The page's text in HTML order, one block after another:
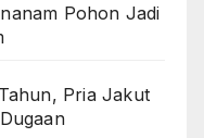
Pohon Jadi
Pria Jakut